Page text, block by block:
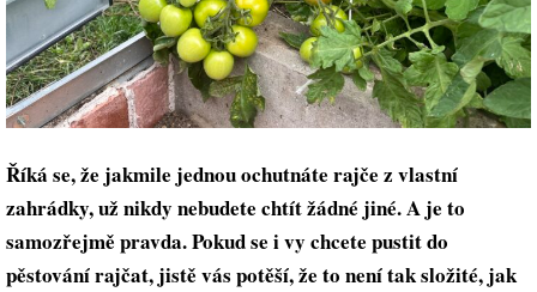
Říká se, že jakmile jednou ochutnáte rajče z vlastní
zahrádky, už nikdy nebudete chtít žádné jiné. A je to
samozřejmě pravda. Pokud se i vy chcete pustit do
pěstování rajčat, jistě vás potěší, že to není tak složité, jak